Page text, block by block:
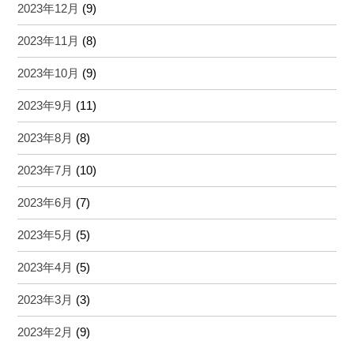
2023年12月 (9)
2023年11月 (8)
2023年10月 (9)
2023年9月 (11)
2023年8月 (8)
2023年7月 (10)
2023年6月 (7)
2023年5月 (5)
2023年4月 (5)
2023年3月 (3)
2023年2月 (9)